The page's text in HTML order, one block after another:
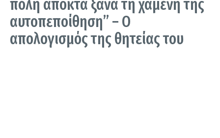
πόλη αποκτά ξανά τη χαμένη της
αυτοπεποίθηση” – Ο
απολογισμός της θητείας του